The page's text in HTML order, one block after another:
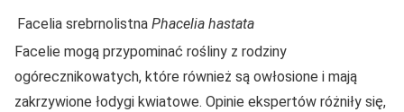
Facelia srebrnolistna Phacelia hastata
Facelie mogą przypominać rośliny z rodziny
ogórecznikowatych, które również są owłosione i mają
zakrzywione łodygi kwiatowe. Opinie ekspertów różniły się,